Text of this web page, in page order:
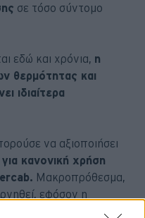
σε τόσο σύντομο
εδώ και χρόνια, η
θερμότητας και
ιδιαίτερα
να αξιοποιήσει
κανονική χρήση
Μακροπρόθεσμα,
εφόσον η
επαρκώς αποδοτική